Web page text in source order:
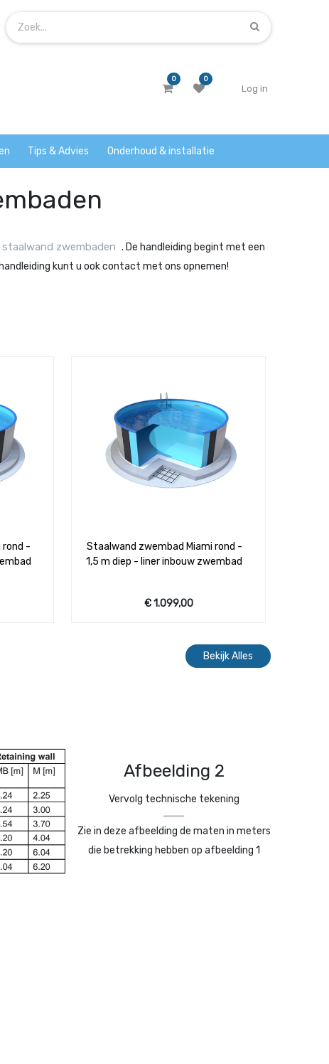
0 0
Log in
Tips & Advies Onderhoud & installatie
staalwand zwembaden. De handleiding begint met een
kunt u ook contact met ons opnemen!
rond -
Staalwand zwembad Miami rond -
1,5 m diep - liner inbouw zwembad
€1.099,00
Bekijk Alles
Afbeelding 2
Vervolg technische tekening
Zie in deze afbeelding de maten in meters
die betrekking hebben op afbeelding 1